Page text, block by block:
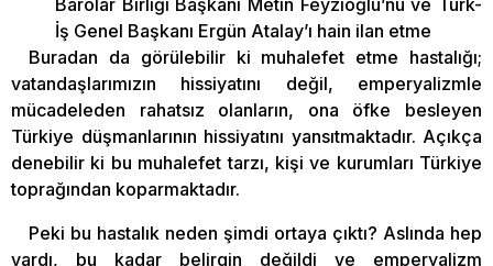
Barolar Birliği Başkanı Metin Feyzioğlu’nu ve Türk-
İş Genel Başkanı Ergün Atalay’ı hain ilan etme
Buradan da görülebilir ki muhalefet etme hastalığı;
vatandaşlarımızın hissiyatını değil, emperyalizmle
mücadeleden rahatsız olanların, ona öfke besleyen
Türkiye düşmanlarının hissiyatını yansıtmaktadır. Açıkça
denebilir ki bu muhalefet tarzı, kişi ve kurumları Türkiye
toprağından koparmaktadır.
Peki bu hastalık neden şimdi ortaya çıktı? Aslında hep
vardı, bu kadar belirgin değildi ve emperyalizm